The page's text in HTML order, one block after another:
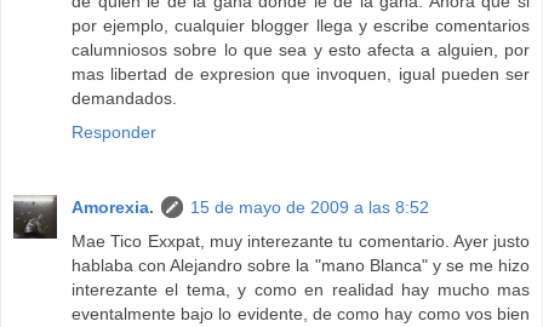
por ejemplo, cualquier blogger llega y escribe comentarios
calumniosos sobre lo que sea y esto afecta a alguien, por
mas libertad de expresion que invoquen, igual pueden ser
demandados.
Responder
Amorexia.
15 de mayo de 2009 a las 8:52
Mae Tico Exxpat, muy interezante tu comentario. Ayer justo
hablaba con Alejandro sobre la "mano Blanca" y se me hizo
interezante el tema, y como en realidad hay mucho mas
eventalmente bajo lo evidente, de como hay como vos bien